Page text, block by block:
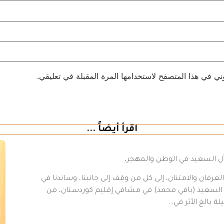
في هذا المتصفح لاستخدامها المرة المقبلة في تعليقي.
اقرأ أيضاً ...
السعيد في الوطن والمهجر،
والامتنان، إلى كل من وقف إلى جانبنا، وساندنا في
السعيد (بافي محمد) في مشافي إقليم كوردستان، من
بالغ الأثر في…